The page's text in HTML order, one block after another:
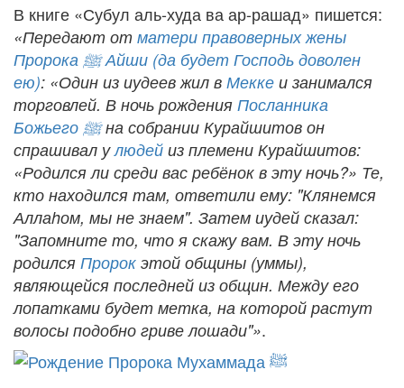
В книге «Субул аль-худа ва ар-рашад» пишется:
«Передают от матери правоверных жены
Пророка ﷺАйши (да будет Господь доволен
ею): «Один из иудеев жил в Мекке и занимался
торговлей. В ночь рождения Посланника
Божьего ﷺна собрании Курайшитов он
спрашивал улюдей из племени Курайшитов:
«Родился ли среди вас ребёнок в эту ночь?» Те,
кто находился там, ответили ему: "Клянемся
Аллаhом, мы не знаем". Затем иудей сказал:
"Запомните то, что я скажу вам. В эту ночь
родился Пророк этой общины (уммы),
являющейся последней из общин. Между его
лопатками будет метка, на которой растут
волосы подобно гриве лошади"».